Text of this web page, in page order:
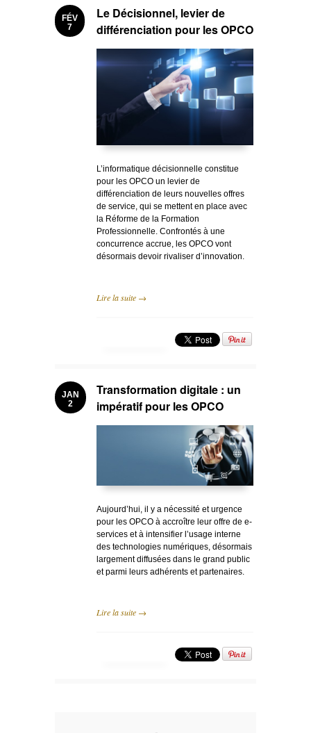
FÉV
7
Le Décisionnel, levier de
différenciation pour les OPCO
L’informatique décisionnelle constitue
pour les OPCO un levier de
différenciation de leurs nouvelles offres
de service, qui se mettent en place avec
la Réforme de la Formation
Professionnelle. Confrontés à une
concurrence accrue, les OPCO vont
désormais devoir rivaliser d’innovation.
Lire la suite →
JAN
2
Transformation digitale : un
impératif pour les OPCO
Aujourd’hui, il y a nécessité et urgence
pour les OPCO à accroître leur offre de e-
services et à intensifier l’usage interne
des technologies numériques, désormais
largement diffusées dans le grand public
et parmi leurs adhérents et partenaires.
Lire la suite →